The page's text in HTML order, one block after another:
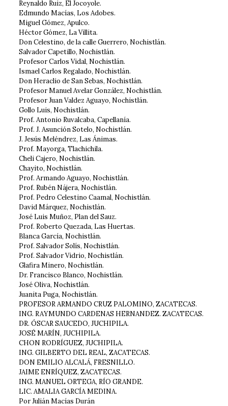
Reynaldo Ruiz, El Jocoyole.
Edmundo Macías, Los Adobes.
Miguel Gómez, Apulco.
Héctor Gómez, La Villita.
Don Celestino, de la calle Guerrero, Nochistlán.
Salvador Capetillo, Nochistlán.
Profesor Carlos Vidal, Nochistlán.
Ismael Carlos Regalado, Nochistlán.
Don Heraclio de San Sebas, Nochistlán.
Profesor Manuel Avelar González, Nochistlán.
Profesor Juan Valdez Aguayo, Nochistlán.
Gollo Luis, Nochistlán.
Prof. Antonio Ruvalcaba, Capellanía.
Prof. J. Asunción Sotelo, Nochistlán.
J. Jesús Meléndrez, Las Ánimas.
Prof. Mayorga, Tlachichila.
Cheli Cajero, Nochistlán.
Chayito, Nochistlán.
Prof. Armando Aguayo, Nochistlán.
Prof. Rubén Nájera, Nochistlán.
Prof. Pedro Celestino Caamal, Nochistlán.
David Márquez, Nochistlán.
José Luis Muñoz, Plan del Sauz.
Prof. Roberto Quezada, Las Huertas.
Blanca García, Nochistlán.
Prof. Salvador Solís, Nochistlán.
Prof. Salvador Vidrio, Nochistlán.
Glafira Minero, Nochistlán.
Dr. Francisco Blanco, Nochistlán.
José Oliva, Nochistlán.
Juanita Puga, Nochistlán.
PROFESOR ARMANDO CRUZ PALOMINO, ZACATECAS.
ING. RAYMUNDO CARDENAS HERNANDEZ. ZACATECAS.
DR. ÓSCAR SAUCEDO, JUCHIPILA.
JOSÉ MARÍN, JUCHIPILA.
CHON RODRÍGUEZ, JUCHIPILA.
ING. GILBERTO DEL REAL, ZACATECAS.
DON EMILIO ALCALÁ, FRESNILLO.
JAIME ENRÍQUEZ, ZACATECAS.
ING. MANUEL ORTEGA, RÍO GRANDE.
LIC. AMALIA GARCÍA MEDINA.
Por Julián Macías Durán